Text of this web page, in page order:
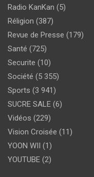
Radio KanKan (5)
Réligion (387)
Revue de Presse (179)
Santé (725)
Securite (10)
Société (5 355)
Sports (3 941)
SUCRE SALE (6)
Vidéos (229)
Vision Croisée (11)
YOON WII (1)
YOUTUBE (2)